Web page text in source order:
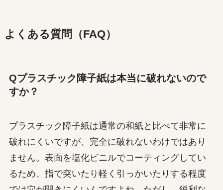
よくある質問（FAQ）
Qプラスチック障子紙は本当に破れないので
すか？
プラスチック障子紙は通常の和紙と比べて非常に
破れにくいですが、完全に破れないわけではあり
ません。表面を塩化ビニルでコーティングしてい
るため、指で突いたり軽く引っかいたりする程度